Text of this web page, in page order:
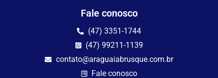
Fale conosco
(47) 3351-1744
(47) 99211-1139
contato@araguaiabrusque.com.br
Fale conosco